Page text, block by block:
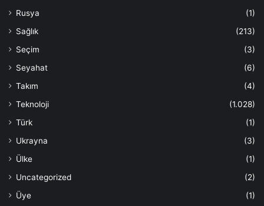
Rusya
(1)
Sağlık
(213)
Seçim
(3)
Seyahat
(6)
Takım
(4)
Teknoloji
(1.028)
Türk
(1)
Ukrayna
(3)
Ülke
(1)
Uncategorized
(2)
Üye
(1)